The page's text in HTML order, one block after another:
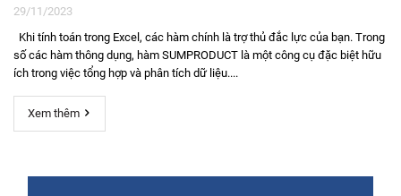
29/11/2023
Khi tính toán trong Excel, các hàm chính là trợ thủ đắc lực của bạn. Trong
số các hàm thông dụng, hàm SUMPRODUCT là một công cụ đặc biệt hữu
ích trong việc tổng hợp và phân tích dữ liệu....
Xem thêm